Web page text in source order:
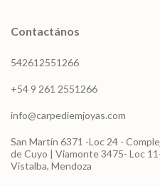
Contactános
542612551266
+54 9 261 2551266
info@carpediemjoyas.com
San Martín 6371 -Loc 24 -
de Cuyo | Viamonte 3475- Loc
Vistalba, Mendoza